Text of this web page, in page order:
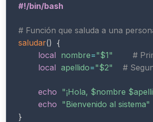
#!/bin/bash
# Función que saluda a una
saludar() {
local nombre="$1"
#
local apellido="$2" #
echo "¡Hola, $nombre
echo "Bienvenido al sistema"
}